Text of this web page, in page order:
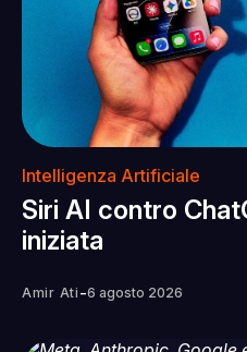
Intelligenza Artificiale
Siri AI contro
iniziata
Amir Ati -6 agosto 2026